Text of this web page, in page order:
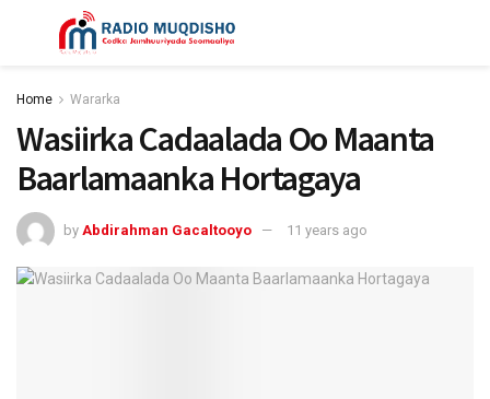
Home Wararka
Wasiirka Cadaalada Oo Maanta
Baarlamaanka Hortagaya
by Abdirahman Gacaltooyo 11 years ago